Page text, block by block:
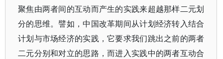
聚焦由两者间的互动而产生的实践来超越那样二元划
分的思维。譬如，中国改革期间从计划经济转入结合
计划与市场经济的实践，它要求我们跳出之前的两者
二元分别和对立的思路，而进入实践中的两者互动合